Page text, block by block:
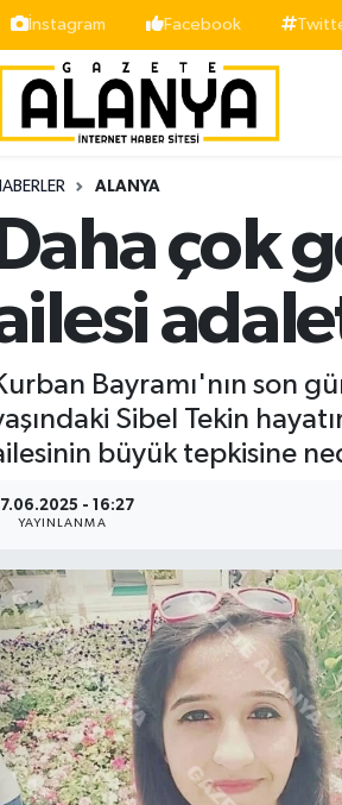
İnstagram Facebook
ALANYA
Daha çok
Bayramı'nın son
Sibel Tekin
büyük tepkisine
- 16:27
YAYINLANMA
Eczaneler
Durumu
Puan Durumu ve Fikstür
Haberleri